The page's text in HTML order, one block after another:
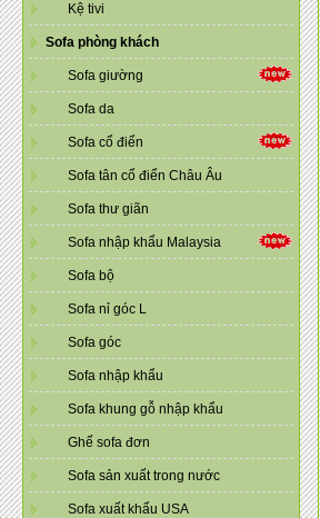
Kệ tivi
Sofa phòng khách
Sofa giường
Sofa da
Sofa cổ điển
Sofa tân cổ điển Châu Âu
Sofa thư giãn
Sofa nhập khẩu Malaysia
Sofa bộ
Sofa nỉ góc L
Sofa góc
Sofa nhập khẩu
Sofa khung gỗ nhập khẩu
Ghế sofa đơn
Sofa sản xuất trong nước
Sofa xuất khẩu USA